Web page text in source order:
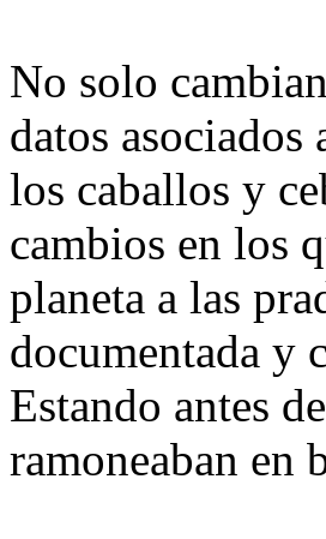
No solo
datos
los caballos y
cambios en los
planeta a las
documentada y
Estando antes
ramoneaban en